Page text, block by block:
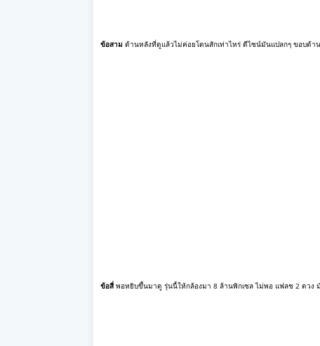
ข้อสาม ด้านหลังที่ดูแล้วไม่ค่อยโดนสักเท่าไหร่ ดีไซน์มันแปลกๆ ขอบด้า
ข้อสี่พอหยิบขึ้นมาดู รุ่นนี้ให้กล้องมา 8 ล้านพิกเซล ไม่พอ แฟลช 2 ดวง